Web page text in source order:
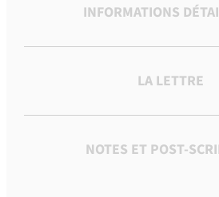
INFORMATIONS
LA LETTRE
NOTES ET POST-